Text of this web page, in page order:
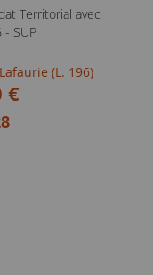
Territorial avec
SUP
(L. 196)
€